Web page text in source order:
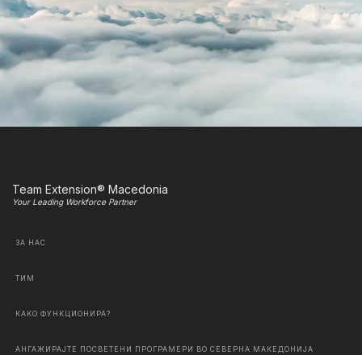
Team Extension® Macedonia
Your Leading Workforce Partner
ЗА НАС
ТИМ
КАКО ФУНКЦИОНИРА?
АНГАЖИРАЈТЕ ПОСВЕТЕНИ ПРОГРАМЕРИ ВО СЕВЕРНА МАКЕДОНИЈА